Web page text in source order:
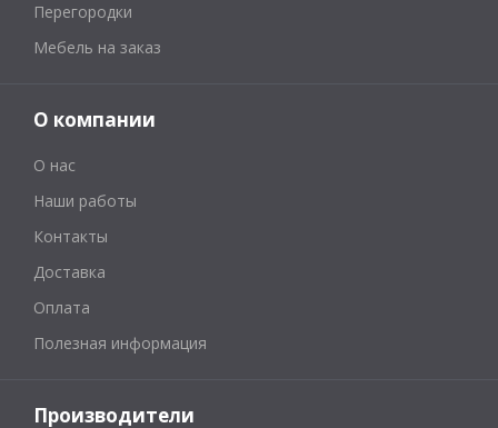
Перегородки
Мебель на заказ
О компании
О нас
Наши работы
Контакты
Доставка
Оплата
Полезная информация
Производители